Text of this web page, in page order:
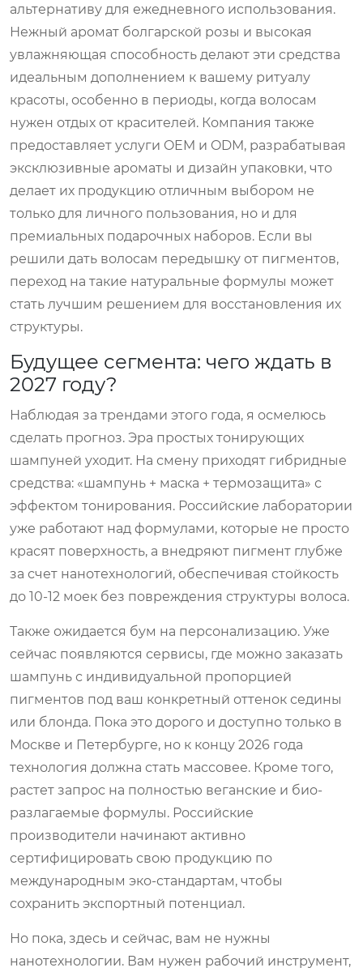
альтернативу для ежедневного использования.
Нежный аромат болгарской розы и высокая
увлажняющая способность делают эти средства
идеальным дополнением к вашему ритуалу
красоты, особенно в периоды, когда волосам
нужен отдых от красителей. Компания также
предоставляет услуги OEM и ODM, разрабатывая
эксклюзивные ароматы и дизайн упаковки, что
делает их продукцию отличным выбором не
только для личного пользования, но и для
премиальных подарочных наборов. Если вы
решили дать волосам передышку от пигментов,
переход на такие натуральные формулы может
стать лучшим решением для восстановления их
структуры.
Будущее сегмента: чего ждать в
2027 году?
Наблюдая за трендами этого года, я осмелюсь
сделать прогноз. Эра простых тонирующих
шампуней уходит. На смену приходят гибридные
средства: «шампунь + маска + термозащита» с
эффектом тонирования. Российские лаборатории
уже работают над формулами, которые не просто
красят поверхность, а внедряют пигмент глубже
за счет нанотехнологий, обеспечивая стойкость
до 10-12 моек без повреждения структуры волоса.
Также ожидается бум на персонализацию. Уже
сейчас появляются сервисы, где можно заказать
шампунь с индивидуальной пропорцией
пигментов под ваш конкретный оттенок седины
или блонда. Пока это дорого и доступно только в
Москве и Петербурге, но к концу 2026 года
технология должна стать массовее. Кроме того,
растет запрос на полностью веганские и био-
разлагаемые формулы. Российские
производители начинают активно
сертифицировать свою продукцию по
международным эко-стандартам, чтобы
сохранить экспортный потенциал.
Но пока, здесь и сейчас, вам не нужны
нанотехнологии. Вам нужен рабочий инструмент,